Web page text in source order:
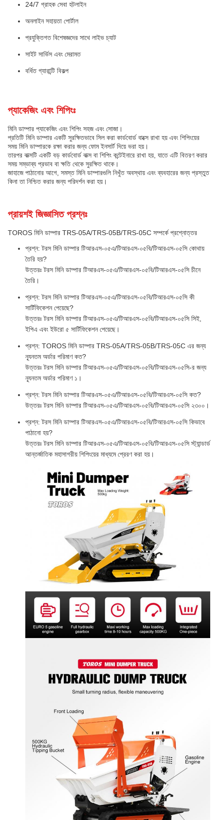
24/7 গ্রাহক সেবা হটলাইন
অনলাইন সহায়তা পোর্টাল
প্রযুক্তিগত বিশেষজ্ঞদের সাথে লাইভ চ্যাট
সাইট সার্ভিস এবং মেরামত
বর্ধিত গ্যারান্টি বিকল্প
প্যাকেজিং এবং শিপিংঃ
মিনি ডাম্পার প্যাকেজিং এবং শিপিং সহজ এবং সোজা।
প্রতিটি মিনি ডাম্পার একটি সুরক্ষিতভাবে সিল করা কার্ডবোর্ড বাক্সে রাখা হয় এবং শিপিংয়ের
সময় মিনি ডাম্পারকে রক্ষা করার জন্য ফোম ইনসার্ট দিয়ে ভরা হয়।
তারপর বাক্সটি একটি বড় কার্ডবোর্ড বাক্স বা শিপিং কন্টেইনারে রাখা হয়, যাতে এটি বিতরণ করার
সময় সম্ভাব্য প্রভাব বা ক্ষতি থেকে সুরক্ষিত থাকে।
জাহাজে পাঠানোর আগে, সমস্ত মিনি ডাম্পারগুলি নিখুঁত অবস্থায় এবং ব্যবহারের জন্য প্রস্তুত
কিনা তা নিশ্চিত করার জন্য পরিদর্শন করা হয়।
প্রায়শই জিজ্ঞাসিত প্রশ্নঃ
TOROS মিনি ডাম্পার TRS-05A/TRS-05B/TRS-05C সম্পর্কে প্রশ্নোত্তর
প্রশ্ন: টরস মিনি ডাম্পার টিআরএস-০৫এ/টিআরএস-০৫বি/টিআরএস-০৫সি কোথায়
তৈরি হয়?
উত্তরঃ টরস মিনি ডাম্পার টিআরএস-০৫এ/টিআরএস-০৫বি/টিআরএস-০৫সি চীনে
তৈরি।
প্রশ্ন: টরস মিনি ডাম্পার টিআরএস-০৫এ/টিআরএস-০৫বি/টিআরএস-০৫সি কী
সার্টিফিকেশন পেয়েছে?
উত্তরঃ টরস মিনি ডাম্পার টিআরএস-০৫এ/টিআরএস-০৫বি/টিআরএস-০৫সি সিই,
ইপিএ এবং ইউরো ৫ সার্টিফিকেশন পেয়েছে।
প্রশ্ন: TOROS মিনি ডাম্পার TRS-05A/TRS-05B/TRS-05C এর জন্য
ন্যূনতম অর্ডার পরিমাণ কত?
উত্তরঃ টরস মিনি ডাম্পার টিআরএস-০৫এ/টিআরএস-০৫বি/টিআরএস-০৫সি-র জন্য
ন্যূনতম অর্ডার পরিমাণ ১।
প্রশ্ন: টরস মিনি ডাম্পার টিআরএস-০৫এ/টিআরএস-০৫বি/টিআরএস-০৫সি কত?
উত্তরঃ টরস মিনি ডাম্পার টিআরএস-০৫এ/টিআরএস-০৫বি/টিআরএস-০৫সি ২৩০০।
প্রশ্ন: টরস মিনি ডাম্পার টিআরএস-০৫এ/টিআরএস-০৫বি/টিআরএস-০৫সি কিভাবে
পাঠানো হয়?
উত্তরঃ টরস মিনি ডাম্পার টিআরএস-০৫এ/টিআরএস-০৫বি/টিআরএস-০৫সি স্ট্যান্ডার্ড
আন্তর্জাতিক মহাসাগরীয় শিপিংয়ের মাধ্যমে প্রেরণ করা হয়।